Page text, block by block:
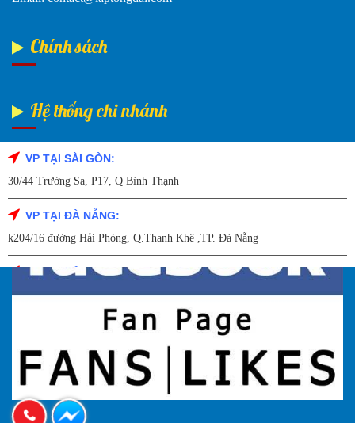
Chính sách
Hệ thống chi nhánh
VP TẠI SÀI GÒN:
30/44 Trường Sa, P17, Q Bình Thạnh
VP TẠI ĐÀ NẴNG:
k204/16 đường Hải Phòng, Q.Thanh Khê ,TP. Đà Nẵng
VP TẠI HẢI DƯƠNG:
Số 9/14 – P.Tứ Thông – TP Hải Dương
VP TẠI HẢI PHÒNG:
227 Đường Hải Triều , P. Quán Toan , Q. Hồng Bàng , Tp Hải Phòng
VP TẠI HÀ NỘI
27A Trần Hưng đạo – Q.Hoàn Kiếm – TP Hà Nội
Fanpage Facebook